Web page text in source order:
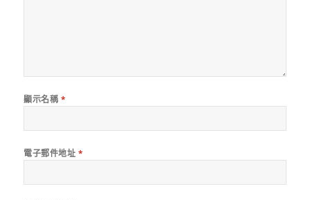
顯示名稱 *
電子郵件地址 *